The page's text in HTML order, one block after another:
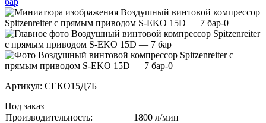
Артикул: СЕКО15Д7Б
Под заказ
Производительность:
1800 л/мин